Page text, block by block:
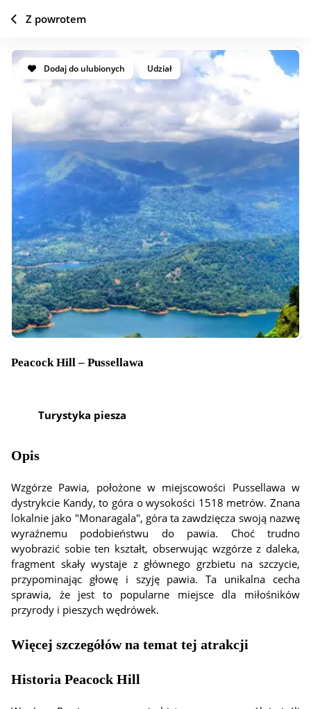
Dodaj do ulubionych Udział
Peacock Hill – Pussellawa
Turystyka piesza
Opis
Wzgórze Pawia, położone w miejscowości Pussellawa w
dystrykcie Kandy, to góra o wysokości 1518 metrów. Znana
lokalnie jako "Monaragala", góra ta zawdzięcza swoją nazwę
wyraźnemu podobieństwu do pawia. Choć trudno
wyobrazić sobie ten kształt, obserwując wzgórze z daleka,
fragment skały wystaje z głównego grzbietu na szczycie,
przypominając głowę i szyję pawia. Ta unikalna cecha
sprawia, że jest to popularne miejsce dla miłośników
przyrody i pieszych wędrówek.
Więcej szczegółów na temat tej atrakcji
Historia Peacock Hill
Z powrotem